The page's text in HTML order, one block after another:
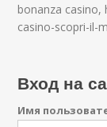
bonanza casino,
casino-scopri-il-
Вход на
Имя